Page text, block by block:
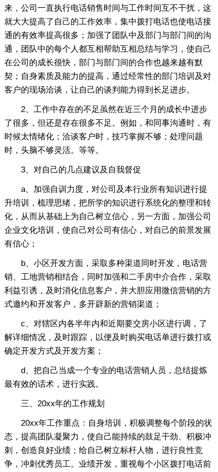
来，公司一直执行电话销售时间与工作时间互不干扰，这
就大大提高了自己的工作效率，集中拨打电话也使电话接
通的有效率提高很多；加强了团队中及部门与部门间的沟
通，团队中的每个人都互相帮助互相总结与学习，使自己
在公司的成长很快，部门与部门间的合作也越来越有默
契；自身素质及能力的提高，通过经常性的部门培训及对
客户的现场洽谈，让自己的谈判能力得到长足进步。
2、工作中存在的不足虽然在近三个月的成长中进步
了很多，但还是存在很多不足。例如，和同事沟通时，有
时候太情绪化；洽谈客户时，技巧掌握不够；处理问题
时，头脑不够灵活。等等。
3、对自己的几点建议及自我督促
a、加强自训力度，对公司及本行业所有知识进行提
升培训，梳理思绪，把所学的知识进行系统化的整理和转
化，从而从基础上为自己树立信心，另一方面，加强公司
企业文化培训，使自己对公司有信心，对自己的前景发展
有信心；
b、小区开发方面，采取多种渠道同时开发，电话营
销、工地营销相结合，同时加强和二手房中介合作，采取
利益引诱，及时消化信息客户，并大胆应用微信营销的方
式邀约和开发客户，多开辟新的营销渠道；
c、对辖区内各半年内和近期要交房小区进行调，了
解详细情况，及时跟踪，以便及时购买电话单进行拨打或
确定开发方式及开发方案；
d、把自己当成一个专业的电话营销人员，总结提炼
最有效的话术，进行实践。
三、20xx年的工作规划
20xx年工作重点：自身培训，积极调整每个阶段的状
态，提高团队凝聚力，使自己能持续的鼓足干劲、积极冲
刺，创造良好业绩；给自己树立标杆人物，进行良性竞
争，冲刺优秀员工。业绩开发，重视每个小区拨打电话前